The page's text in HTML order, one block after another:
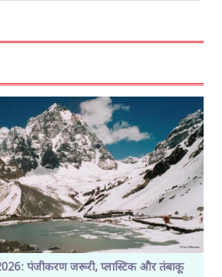
पंजीकरण जरूरी, प्लास्टिक और तंबाकू